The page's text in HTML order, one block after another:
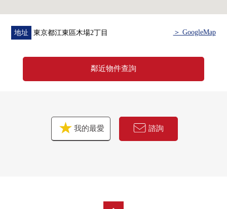
地址 東京都江東區木場2丁目 ＞ GoogleMap
鄰近物件查詢
我的最愛 諮詢